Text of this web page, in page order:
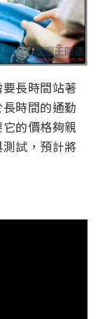
長時間站著
時間的通勤
的價格夠親
試，預計將